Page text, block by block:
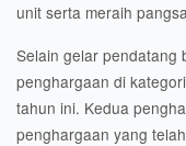
unit serta meraih
Selain gelar pendatang
penghargaan di
tahun ini. Kedua
penghargaan yang